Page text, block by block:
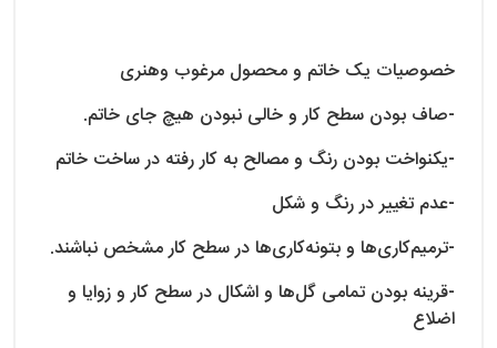
خصوصیات یک خاتم و محصول مرغوب وهنری
-صاف بودن سطح کار و خالی نبودن هیچ جای خاتم.
-یکنواخت بودن رنگ و مصالح به کار رفته در ساخت خاتم
-عدم تغییر در رنگ و شکل
-ترمیم‌کاری‌ها و بتونه‌کاری‌ها در سطح کار مشخص نباشند.
-قرینه بودن تمامی گل‌ها و اشکال در سطح کار و زوایا و
اضلاع